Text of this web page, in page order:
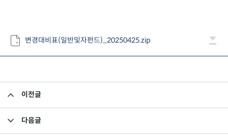
변경대비표(일반및자펀드)_20250425.zip
이전글
다음글